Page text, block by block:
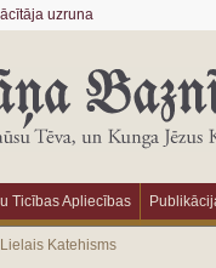
uzruna
Ticības Apliecības
Katehisms